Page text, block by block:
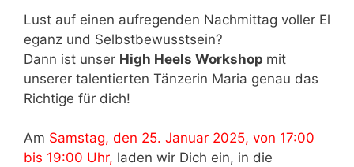
Lust auf einen aufregenden Nachmittag voller El
eganz und Selbstbewusstsein?
Dann ist unser High Heels Workshop mit
unserer talentierten Tänzerin Maria genau das
Richtige für dich!
Am Samstag, den 25. Januar 2025, von 17:00
bis 19:00 Uhr, laden wir Dich ein, in die